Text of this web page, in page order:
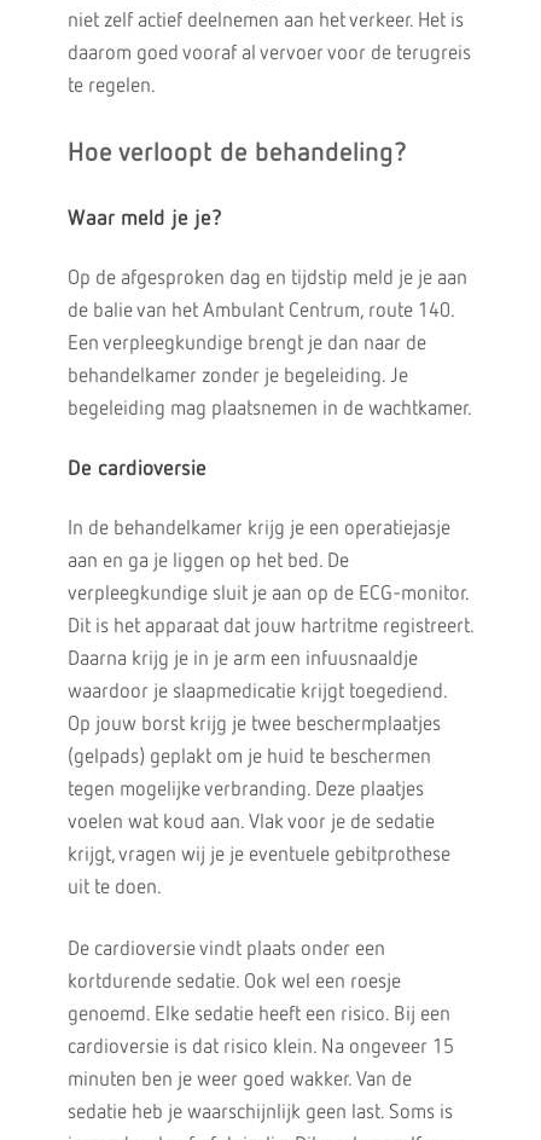
niet zelf actief deelnemen aan het verkeer. Het is
daarom goed vooraf al vervoer voor de terugreis
te regelen.
Hoe verloopt de behandeling?
Waar meld je je?
Op de afgesproken dag en tijdstip meld je je aan
de balie van het Ambulant Centrum, route 140.
Een verpleegkundige brengt je dan naar de
behandelkamer zonder je begeleiding. Je
begeleiding mag plaatsnemen in de wachtkamer.
De cardioversie
In de behandelkamer krijg je een operatiejasje
aan en ga je liggen op het bed. De
verpleegkundige sluit je aan op de ECG-monitor.
Dit is het apparaat dat jouw hartritme registreert.
Daarna krijg je in je arm een infuusnaaldje
waardoor je slaapmedicatie krijgt toegediend.
Op jouw borst krijg je twee beschermplaatjes
(gelpads) geplakt om je huid te beschermen
tegen mogelijke verbranding. Deze plaatjes
voelen wat koud aan. Vlak voor je de sedatie
krijgt, vragen wij je je eventuele gebitprothese
uit te doen.
De cardioversie vindt plaats onder een
kortdurende sedatie. Ook wel een roesje
genoemd. Elke sedatie heeft een risico. Bij een
cardioversie is dat risico klein. Na ongeveer 15
minuten ben je weer goed wakker. Van de
sedatie heb je waarschijnlijk geen last. Soms is